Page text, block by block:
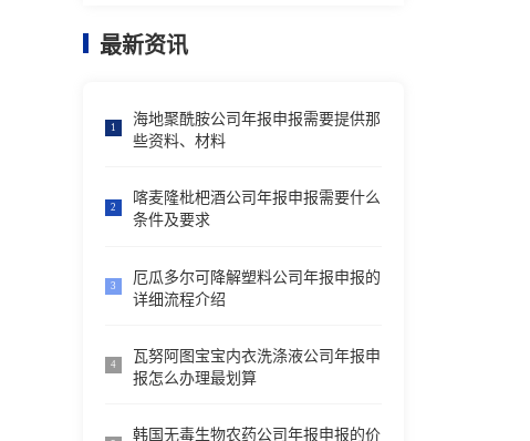
最新资讯
1
海地聚酰胺公司年报申报需要提供那
些资料、材料
2
喀麦隆枇杷酒公司年报申报需要什么
条件及要求
3
厄瓜多尔可降解塑料公司年报申报的
详细流程介绍
4
瓦努阿图宝宝内衣洗涤液公司年报申
报怎么办理最划算
韩国无毒生物农药公司年报申报的价